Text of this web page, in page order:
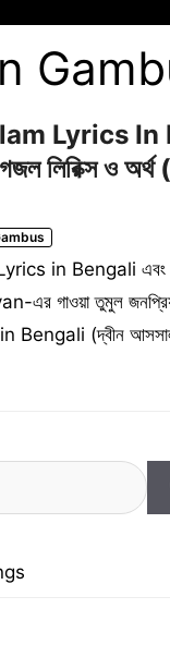
Lyrics In
লিরিক্স ও
in Bengali এবং
এর গাওয়া তুমুল
(দ্বীন